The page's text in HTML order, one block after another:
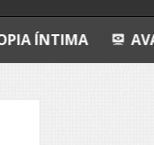
AVALIAÇÃO